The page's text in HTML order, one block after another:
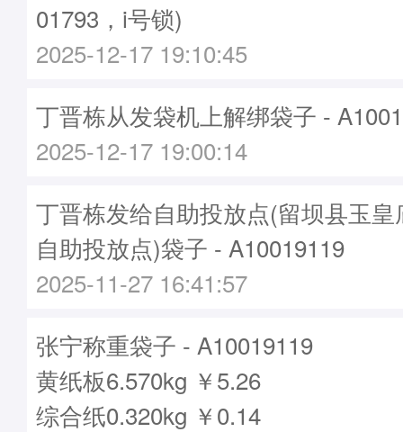
01793，i号锁)
2025-12-17 19:10:45
丁晋栋从发袋机上解绑袋子 -
2025-12-17 19:00:14
丁晋栋发给自助投放点(留坝县玉
自助投放点)袋子 - A10019119
2025-11-27 16:41:57
张宁称重袋子 - A10019119
黄纸板6.570kg ￥5.26
综合纸0.320kg ￥0.14